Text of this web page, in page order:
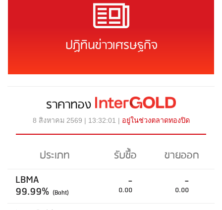
ปฏิทินข่าวเศรษฐกิจ
ราคาทอง
8 สิงหาคม 2569 | 13:32:01 | อยู่ในช่วงตลาดทองปิด
ประเภท รับซื้อ
ขายออก
LBMA
99.99% (Baht)
-
0.00
-
0.00